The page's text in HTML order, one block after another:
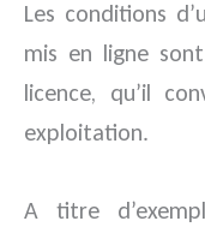
Les conditions
mis en ligne
licence, qu’il
exploitation.
A titre